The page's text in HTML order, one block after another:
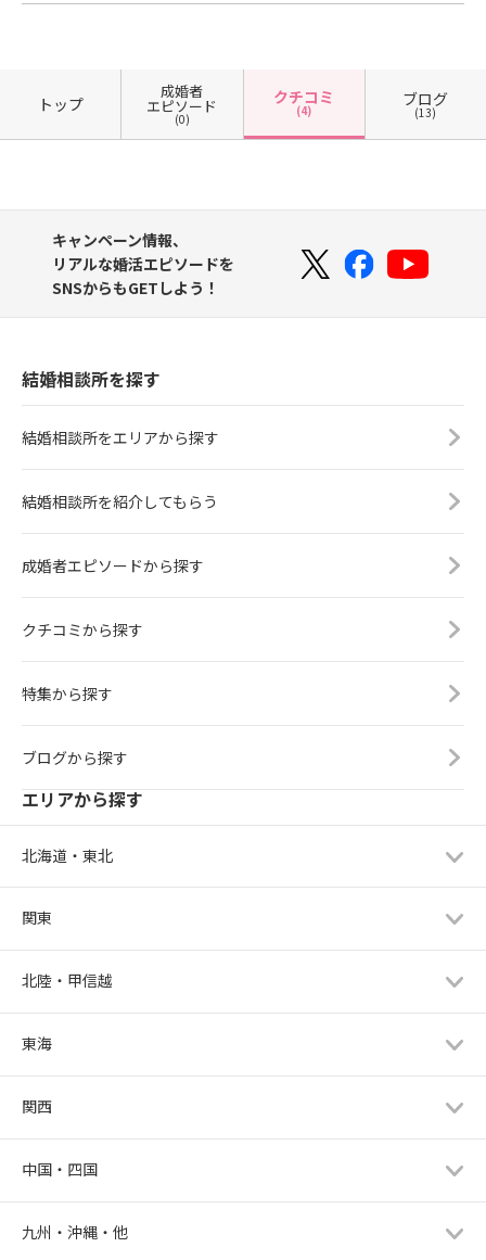
トップ
成婚者
エピソード
(0)
クチコミ
(4)
ブログ
(13)
キャンペーン情報、
リアルな婚活エピソードを
SNSからもGETしよう！
結婚相談所を探す
結婚相談所をエリアから探す
結婚相談所を紹介してもらう
成婚者エピソードから探す
クチコミから探す
特集から探す
ブログから探す
エリアから探す
北海道・東北
関東
北陸・甲信越
東海
関西
中国・四国
九州・沖縄・他